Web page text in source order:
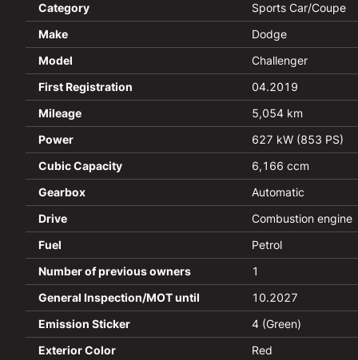
Category
Sports Car/Coupe
Make
Dodge
Model
Challenger
First Registration
04.2019
Mileage
5,054 km
Power
627 kW (853 PS)
Cubic Capacity
6,166 ccm
Gearbox
Automatic
Drive
Combustion engine
Fuel
Petrol
Number of previous owners
1
General Inspection/MOT until
10.2027
Emission Sticker
4 (Green)
Exterior Color
Red